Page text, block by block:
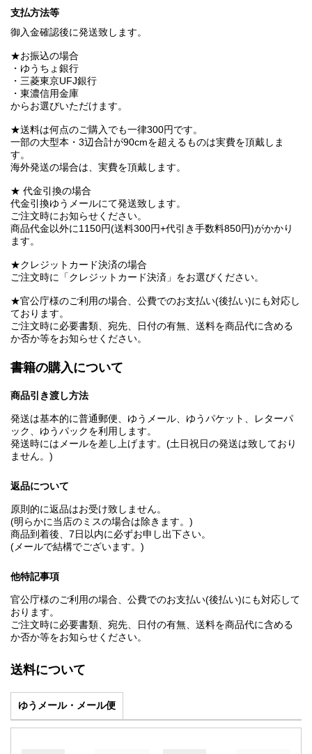
支払方法等
御入金確認後に発送致します。
★お振込の場合
・ゆうちょ銀行
・三菱東京UFJ銀行
・東濃信用金庫
からお選びいただけます。
★送料は何点のご購入でも一律300円です。
一部の大型本・3辺合計が90cmを超えるものは実費を頂戴しま
す。
海外発送の場合は、実費を頂戴します。
★ 代金引換の場合
代金引換ゆうメールにて発送致します。
ご注文時にお知らせください。
商品代金以外に1150円(送料300円+代引き手数料850円)がかかり
ます。
★クレジットカード決済の場合
ご注文時に「クレジットカード決済」をお選びください。
★官公庁様のご利用の場合、公費でのお支払い(後払い)にも対応し
ております。
ご注文時に必要書類、宛先、日付の有無、送料を商品代に含める
か否か等をお知らせください。
書籍の購入について
商品引き渡し方法
発送は基本的に普通郵便、ゆうメール、ゆうパケット、レターパ
ック、ゆうパックを利用します。
発送時にはメールを差し上げます。(土日祝日の発送は致しており
ません。)
返品について
原則的に返品はお受け致しません。
(明らかに当店のミスの場合は除きます。)
商品到着後、7日以内に必ずお申し出下さい。
(メールで結構でございます。)
他特記事項
官公庁様のご利用の場合、公費でのお支払い(後払い)にも対応して
おります。
ご注文時に必要書類、宛先、日付の有無、送料を商品代に含める
か否か等をお知らせください。
送料について
ゆうメール・メール便